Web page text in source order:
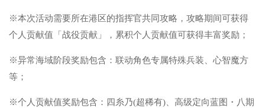
※本次活动需要所在港区的指挥官共同攻略，攻略期间可获得
个人贡献值「战役贡献」，累积个人贡献值可获得丰富奖励；
※异常海域阶段奖励包含：联动角色专属特殊兵装、心智魔方
等；
※个人贡献值奖励包含：四糸乃(超稀有)、高级定向蓝图・八期